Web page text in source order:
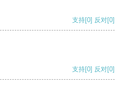
支持[0] 反对[0]
支持[0] 反对[0]